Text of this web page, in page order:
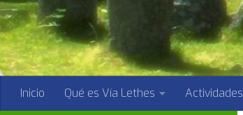
Inicio Qué es Vía Lethes Actividades